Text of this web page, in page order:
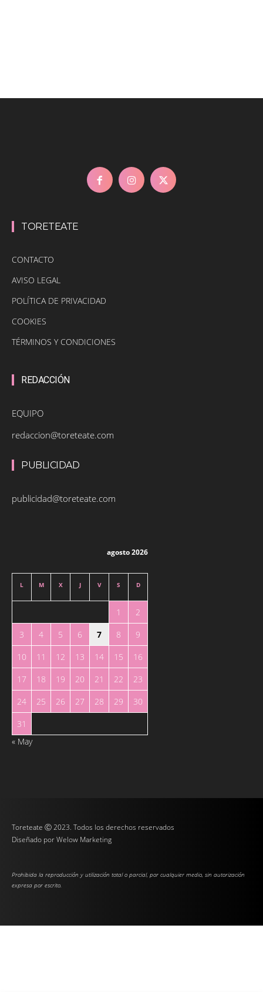
TORETEATE
CONTACTO
AVISO LEGAL
POLÍTICA DE PRIVACIDAD
COOKIES
TÉRMINOS Y CONDICIONES
REDACCIÓN
EQUIPO
redaccion@toreteate.com
PUBLICIDAD
publicidad@toreteate.com
agosto 2026
L M X J V S D
1
2
3
4 5 6 7 8
9
10
11 12 13 14 15
16
17
18 19 20 21 22
23
24
25 26 27 28 29
30
31
« May
Toreteate Ⓒ 2023. Todos los derechos reservados
Diseñado porWelow Marketing
Prohibida la reproducción y utilización total o parcial, por cualquier medio, sin autorización
expresa por escrito.